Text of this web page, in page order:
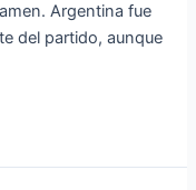
Argentina fue
del partido, aunque